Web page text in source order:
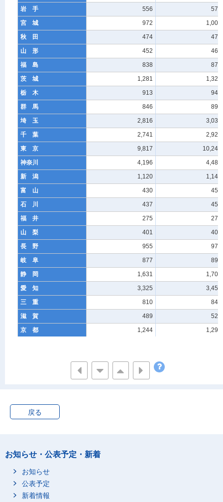
岩 手
556
573
宮 城
972
1,000
秋 田
474
477
山 形
452
464
福 島
838
872
茨 城
1,281
1,322
栃 木
913
948
群 馬
846
890
埼 玉
2,816
3,034
千 葉
2,741
2,925
東 京
9,817
10,244
神奈川
4,196
4,482
新 潟
1,120
1,141
富 山
430
455
石 川
437
452
福 井
275
274
山 梨
401
408
長 野
955
972
岐 阜
877
897
静 岡
1,631
1,700
愛 知
3,325
3,450
三 重
810
841
滋 賀
489
520
京 都
1,244
1,294
644
島 根
山 口
徳 島
香 川
愛 媛
戻る
お知らせ・公表予定・新着
お知らせ
公表予定
新着情報